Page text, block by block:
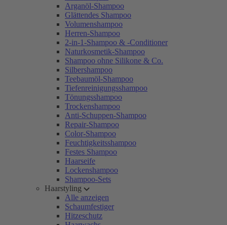
Arganöl-Shampoo
Glättendes Shampoo
Volumenshampoo
Herren-Shampoo
2-in-1-Shampoo & -Conditioner
Naturkosmetik-Shampoo
Shampoo ohne Silikone & Co.
Silbershampoo
Teebaumöl-Shampoo
Tiefenreinigungsshampoo
Tönungsshampoo
Trockenshampoo
Anti-Schuppen-Shampoo
Repair-Shampoo
Color-Shampoo
Feuchtigkeitsshampoo
Festes Shampoo
Haarseife
Lockenshampoo
Shampoo-Sets
Haarstyling
Alle anzeigen
Schaumfestiger
Hitzeschutz